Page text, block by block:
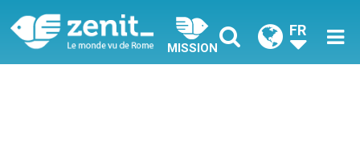
MISSION
FR